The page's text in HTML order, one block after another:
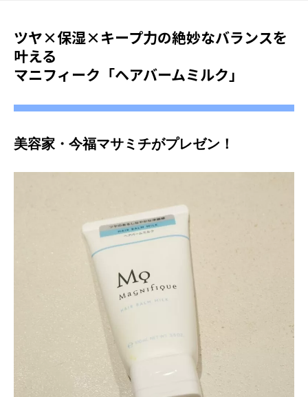
ツヤ×保湿×キープ力の絶妙なバランスを
叶える
マニフィーク「ヘアバームミルク」
美容家・今福マサミチがプレゼン！